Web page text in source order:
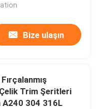
Bize ulaşın
Trim Şeritleri
A240 304 316L